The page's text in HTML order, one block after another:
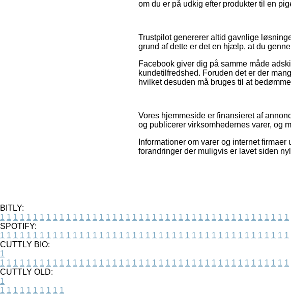
om du er på udkig efter produkter til en
Trustpilot genererer altid gavnlige
grund af dette er det en hjælp, at du
Facebook giver dig på samme måde
kundetilfredshed. Foruden det er der
hvilket desuden må bruges til at
Vores hjemmeside er finansieret af
og publicerer virksomhedernes varer, og
Informationer om varer og internet
forandringer der muligvis er lavet siden
BITLY:
1 1 1 1 1 1 1 1 1 1 1 1 1 1 1 1 1 1 1 1 1 1 1 1 1 1 1 1 1 1 1 1 1 1 1 1 1 1 1 1 1 1 1 1
SPOTIFY:
1 1 1 1 1 1 1 1 1 1 1 1 1 1 1 1 1 1 1 1 1 1 1 1 1 1 1 1 1 1 1 1 1 1 1 1 1 1 1 1 1 1 1 1
CUTTLY BIO:
1
1 1 1 1 1 1 1 1 1 1 1 1 1 1 1 1 1 1 1 1 1 1 1 1 1 1 1 1 1 1 1 1 1 1 1 1 1 1 1 1 1 1 1 1
CUTTLY OLD:
1
1 1 1 1 1 1 1 1 1 1